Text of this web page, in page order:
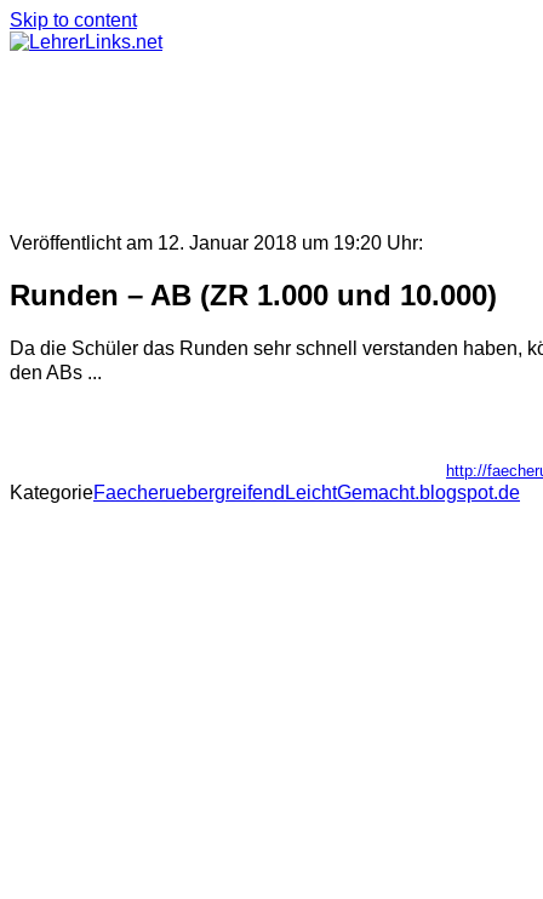
Skip to content
Veröffentlicht am 12. Januar 2018 um 19:20 Uhr:
Runden – AB (ZR 1.000 und 10.000)
Da die Schüler das Runden sehr schnell verstanden haben,
den ABs ...
http://
KategorieFaecheruebergreifendLeichtGemacht.blogspot.de